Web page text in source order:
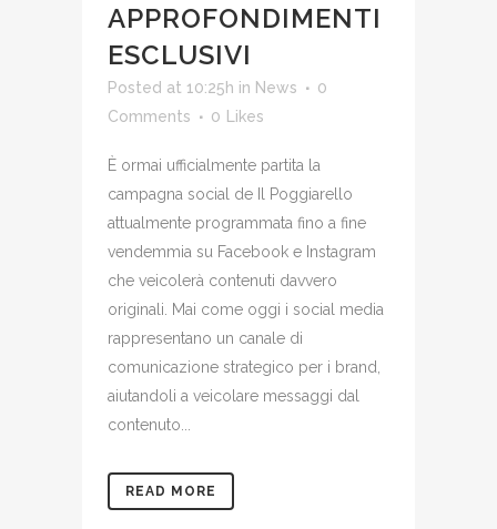
APPROFONDIMENTI
ESCLUSIVI
Posted at 10:25h in News
0
Comments
0 Likes
È ormai ufficialmente partita la
campagna social de Il Poggiarello
attualmente programmata fino a fine
vendemmia su Facebook e Instagram
che veicolerà contenuti davvero
originali. Mai come oggi i social media
rappresentano un canale di
comunicazione strategico per i brand,
aiutandoli a veicolare messaggi dal
contenuto...
READ MORE